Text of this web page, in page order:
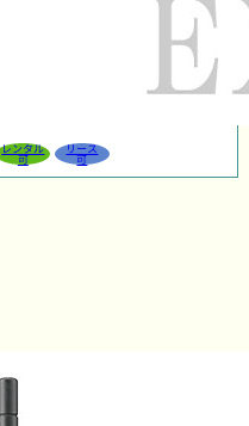
レンタル
可
リース
可